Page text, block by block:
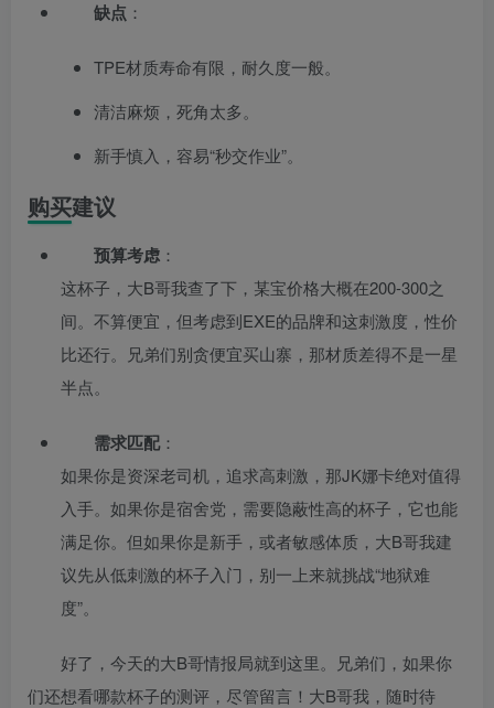
缺点 ：
TPE材质寿命有限，耐久度一般。
清洁麻烦，死角太多。
新手慎入，容易“秒交作业”。
购买建议
预算考虑 ：
这杯子，大B哥我查了下，某宝价格大概在200-300之
间。不算便宜，但考虑到EXE的品牌和这刺激度，性价
比还行。兄弟们别贪便宜买山寨，那材质差得不是一星
半点。
需求匹配：
如果你是资深老司机，追求高刺激，那JK娜卡绝对值得
入手。如果你是宿舍党，需要隐蔽性高的杯子，它也能
满足你。但如果你是新手，或者敏感体质，大B哥我建
议先从低刺激的杯子入门，别一上来就挑战“地狱难
度”。
好了，今天的大B哥情报局就到这里。兄弟们，如果你
们还想看哪款杯子的测评，尽管留言！大B哥我，随时待